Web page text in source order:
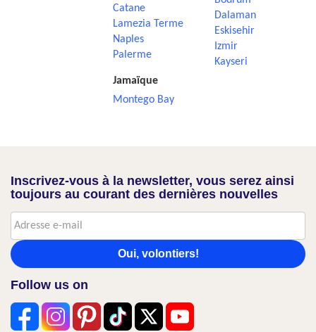
Catane
Lamezia Terme
Naples
Palerme
Jamaïque
Montego Bay
Dalaman
Eskisehir
Izmir
Kayseri
Inscrivez-vous à la newsletter, vous serez ainsi
toujours au courant des dernières nouvelles
Oui, volontiers!
Follow us on